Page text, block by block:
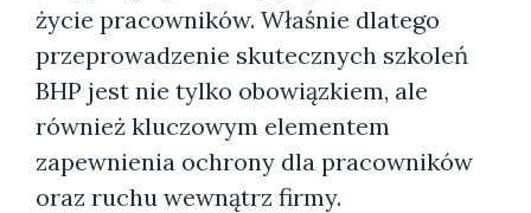
życie pracowników. Właśnie dlatego
przeprowadzenie skutecznych szkoleń
BHP jest nie tylko obowiązkiem, ale
również kluczowym elementem
zapewnienia ochrony dla pracowników
oraz ruchu wewnątrz firmy.